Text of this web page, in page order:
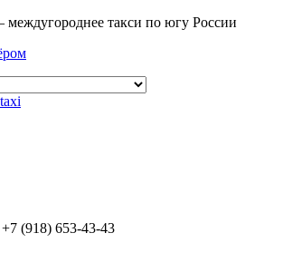
междугороднее такси по югу России
+7 (918) 653-43-43